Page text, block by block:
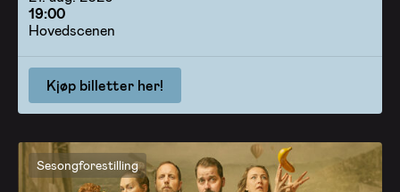
19:00
Hovedscenen
Kjøp billetter her!
Sesongforestilling